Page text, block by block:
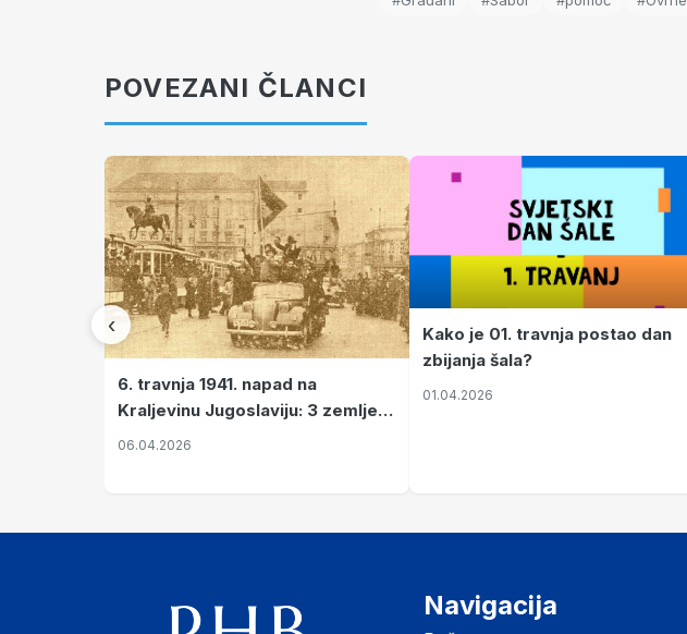
POVEZANI ČLANCI
‹
6. travnja 1941. napad na
Kraljevinu Jugoslaviju: 3 zemlje
nastale njenim raspadom
06.04.2026
Kako je 01. travnja postao dan
zbijanja šala?
01.04.2026
Navigacija